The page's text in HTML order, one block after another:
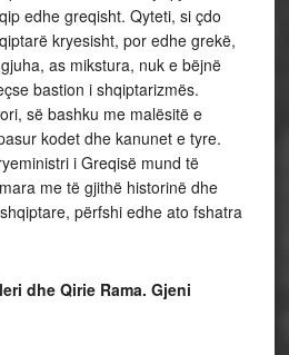
edhe greqisht. Qyteti, si çdo
kryesisht, por edhe grekë,
as mikstura, nuk e bëjnë
bastion i shqiptarizmës.
së bashku me malësitë e
kodet dhe kanunet e tyre.
i Greqisë mund të
me të gjithë historinë dhe
përfshi edhe ato fshatra
dhe Qirie Rama. Gjeni